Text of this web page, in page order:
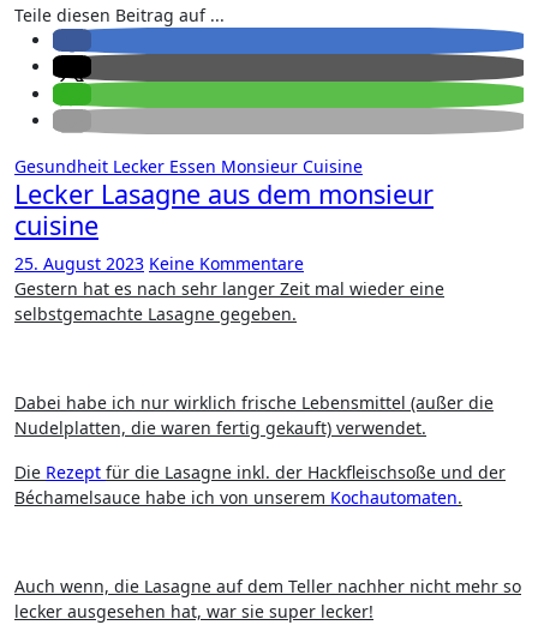
Teile diesen Beitrag auf ...
Gesundheit Lecker Essen Monsieur Cuisine
Lecker Lasagne aus dem monsieur
cuisine
25. August 2023 Keine Kommentare
Gestern hat es nach sehr langer Zeit mal wieder eine
selbstgemachte Lasagne gegeben.
Dabei habe ich nur wirklich frische Lebensmittel (außer die
Nudelplatten, die waren fertig gekauft) verwendet.
Die Rezept für die Lasagne inkl. der Hackfleischsoße und der
Béchamelsauce habe ich von unserem Kochautomaten.
Auch wenn, die Lasagne auf dem Teller nachher nicht mehr so
lecker ausgesehen hat, war sie super lecker!